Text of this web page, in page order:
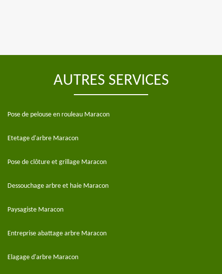
AUTRES SERVICES
Pose de pelouse en rouleau Maracon
Etetage d'arbre Maracon
Pose de clôture et grillage Maracon
Dessouchage arbre et haie Maracon
Paysagiste Maracon
Entreprise abattage arbre Maracon
Elagage d'arbre Maracon